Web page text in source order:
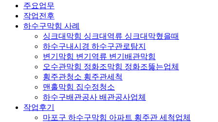
주요업무
작업전후
하수구막힘 사례
싱크대막힘 싱크대역류 싱크대막혔을때
하수구내시경 하수구관로탐지
변기막힘 변기역류 변기배관막힘
오수관막힘 정화조막힘 정화조뚫는업체
횡주관청소 횡주관세척
맨홀막힘 집수정청소
하수구배관공사 배관공사업체
작업후기
마포구 하수구막힘 아파트 횡주관 세척업체